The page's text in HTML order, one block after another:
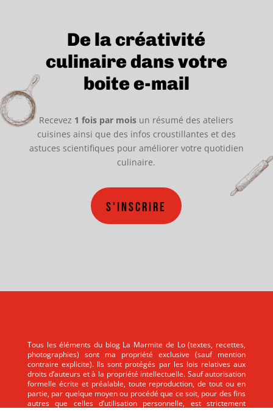
De la créativité
culinaire dans votre
boite e-mail
Recevez 1 fois par mois un résumé des ateliers
cuisines ainsi que des infos croustillantes et des
astuces scientifiques pour améliorer votre quotidien
culinaire.
S'inscrire
Tous les éléments du blog La Marmite de Lo (textes, recettes,
photographies) sont ma propriété exclusive (sauf mention
contraire explicite). Ils sont protégés par les lois relatives aux
droits d’auteurs et à la propriété intellectuelle. Sauf autorisation
formelle écrite et préalable, toute reproduction, de tout ou en
partie, par quelque moyen ou procédé que ce soit, pour des fins
autres que celles d’utilisation personnelle, est strictement